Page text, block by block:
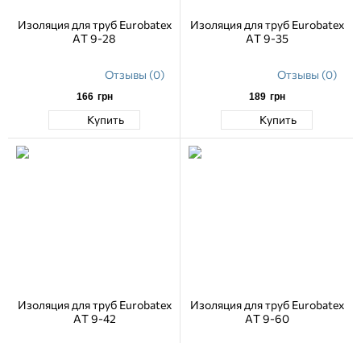
Изоляция для труб Eurobatex
AT 9-28
Отзывы (0)
166 грн
Купить
Изоляция для труб Eurobatex
AT 9-35
Отзывы (0)
189 грн
Купить
Изоляция для труб Eurobatex
AT 9-42
Изоляция для труб Eurobatex
AT 9-60